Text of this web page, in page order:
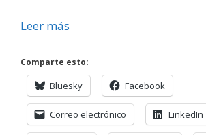
Leer más
Comparte esto:
Bluesky Facebook
Correo electrónico LinkedIn